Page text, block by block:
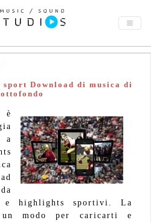
Download di musica di
è
a
e highlights sportivi. La
modo per caricarti e